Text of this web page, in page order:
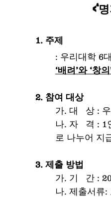
<‘
1. 주제
: 우리대학 6
‘배려’와 ‘창
2. 참여 대상
가. 대   상
나. 자   격
로 나누어 지
3. 제출 방법
가. 기   간
나. 제출서류: